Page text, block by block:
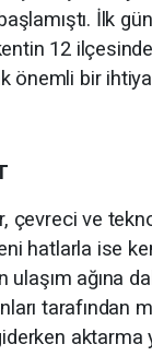
İlk
12
önemli bir
çevreci ve
hatlarla ise
ağına
tarafından
aktarma